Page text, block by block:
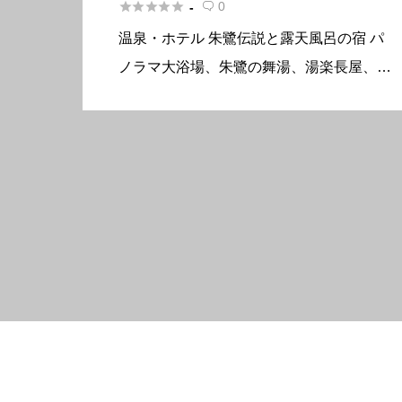
 -  0
温泉・ホテル 朱鷺伝説と露天風呂の宿 パ
ノラマ大浴場、朱鷺の舞湯、湯楽長屋、趣